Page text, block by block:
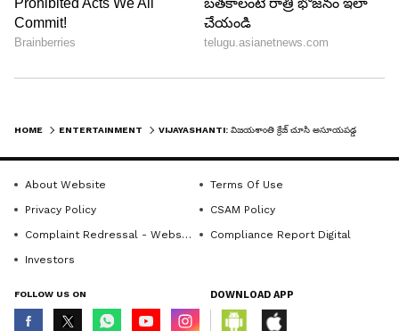
వ్యాఖ్యలు చేశారు. మీతో కలసి నటించిన హీరోలపైనే
తీవ్రమైన రాజకీయ విమర్శలు చేశారు ఎందుకు అని
విజయశాంతి అన్నారు.
HOME ENTERTAINMENT
About Website
Terms Of Use
Privacy Policy
CSAM Policy
Complaint Redressal - Website
Compliance Report Digital
Investors
FOLLOW US ON DOWNLOAD APP